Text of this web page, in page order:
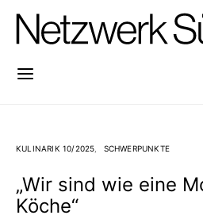
KULINARIK 10/2025 SCHWERPUNKTE
„Wir sind wie eine
Köche“